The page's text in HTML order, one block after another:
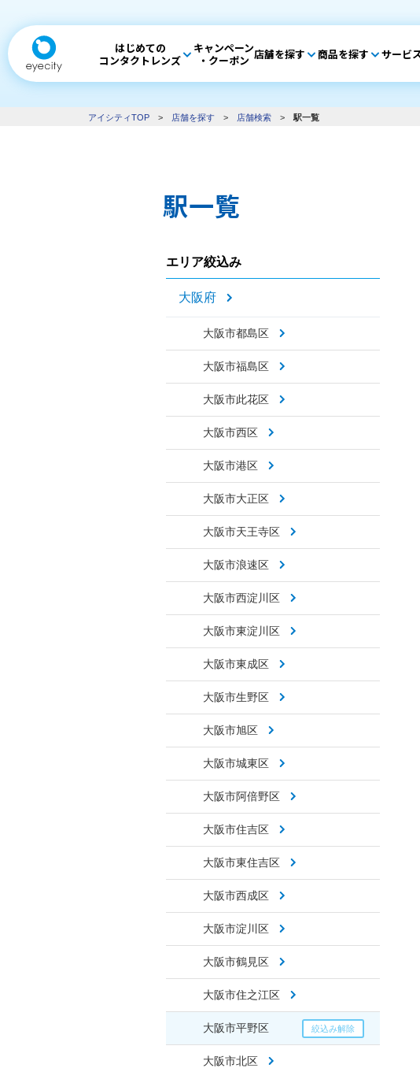
はじめての
コンタクトレンズ
キャンペーン
・クーポン 店舗を探す 商品を探す サービ
アイシティTOP > 店舗を探す > 店舗検索 > 駅一覧
駅一覧
エリア絞込み
大阪府
大阪市都島区
大阪市福島区
大阪市此花区
大阪市西区
大阪市港区
大阪市大正区
大阪市天王寺区
大阪市浪速区
大阪市西淀川区
大阪市東淀川区
大阪市東成区
大阪市生野区
大阪市旭区
大阪市城東区
大阪市阿倍野区
大阪市住吉区
大阪市東住吉区
大阪市西成区
大阪市淀川区
大阪市鶴見区
大阪市住之江区
大阪市平野区
大阪市北区